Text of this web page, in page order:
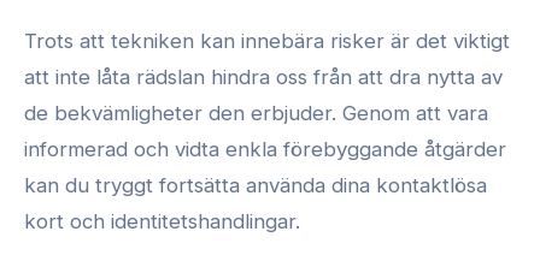
Trots att tekniken kan innebära risker är det viktigt
att inte låta rädslan hindra oss från att dra nytta av
de bekvämligheter den erbjuder. Genom att vara
informerad och vidta enkla förebyggande åtgärder
kan du tryggt fortsätta använda dina kontaktlösa
kort och identitetshandlingar.